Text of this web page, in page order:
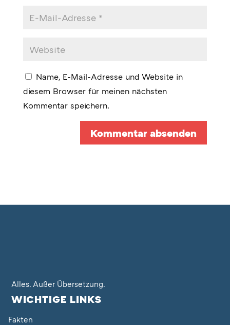
Name, E-Mail-Adresse und Website in
diesem Browser für meinen nächsten
Kommentar speichern.
Alles. Außer Übersetzung.
WICHTIGE LINKS
Fakten